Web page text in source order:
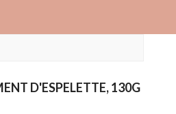
D'ESPELETTE, 130G